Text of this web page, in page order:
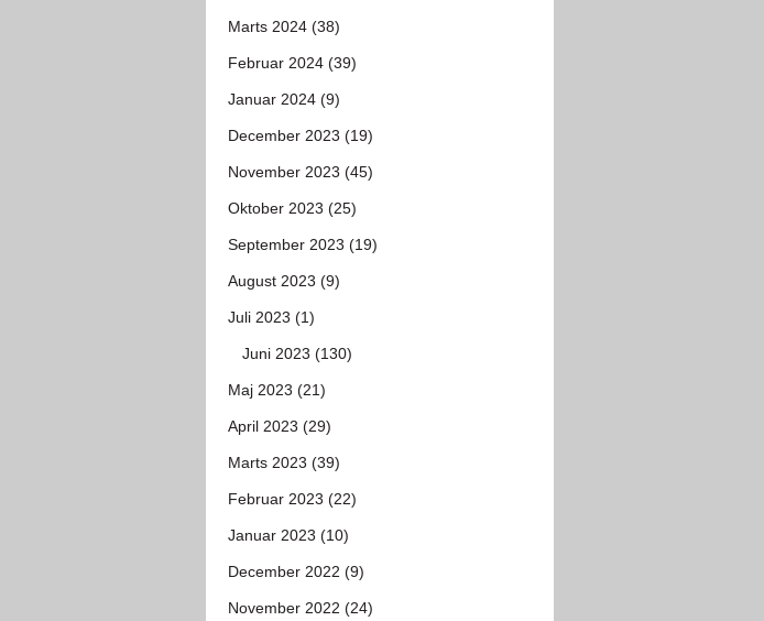
Marts 2024 (38)
Februar 2024 (39)
Januar 2024 (9)
December 2023 (19)
November 2023 (45)
Oktober 2023 (25)
September 2023 (19)
August 2023 (9)
Juli 2023 (1)
Juni 2023 (130)
Maj 2023 (21)
April 2023 (29)
Marts 2023 (39)
Februar 2023 (22)
Januar 2023 (10)
December 2022 (9)
November 2022 (24)